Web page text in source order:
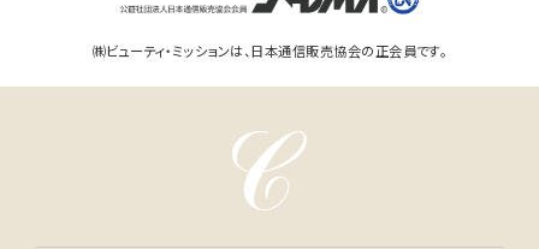
㈱ビューティ・ミッションは、日本通信販売協会の正会員です。